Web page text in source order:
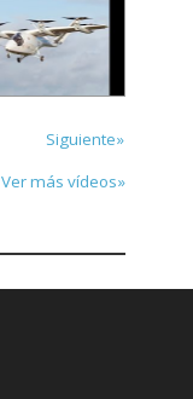
Siguiente»
Ver más vídeos»